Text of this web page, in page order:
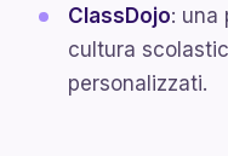
ClassDojo: una
cultura
personalizzati.